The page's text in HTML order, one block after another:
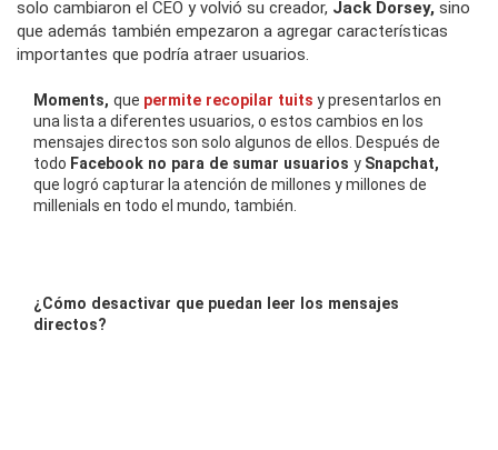
solo cambiaron el CEO y volvió su creador, Jack Dorsey, sino
que además también empezaron a agregar características
importantes que podría atraer usuarios.
Moments, que permite recopilar tuits y presentarlos en
una lista a diferentes usuarios, o estos cambios en los
mensajes directos son solo algunos de ellos. Después de
todo Facebook no para de sumar usuarios y Snapchat,
que logró capturar la atención de millones y millones de
millenials en todo el mundo, también.
¿Cómo desactivar que puedan leer los mensajes
directos?